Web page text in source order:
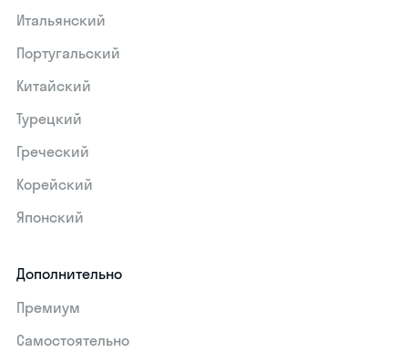
Итальянский
Португальский
Китайский
Турецкий
Греческий
Корейский
Японский
Дополнительно
Премиум
Самостоятельно